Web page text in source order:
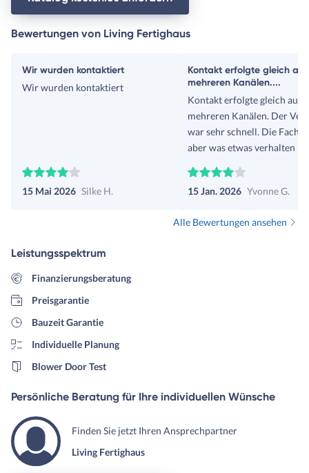
Bewertungen von Living Fertighaus
Wir wurden kontaktiert
Wir wurden kontaktiert
15 Mai 2026 Silke H.
Kontakt erfolgte gleich auf
mehreren Kanälen....
Kontakt erfolgte gleich auf
mehreren Kanälen. Der
war sehr schnell. Die
aber was etwas verhalten
voraussichtlich keinen
machen - zu viel Auswahl
15 Jan. 2026 Yvonne G.
Alle Bewertungen ansehen
Leistungsspektrum
Finanzierungsberatung
Preisgarantie
Bauzeit Garantie
Individuelle Planung
Blower Door Test
Persönliche Beratung für Ihre individuellen Wünsche
Finden Sie jetzt Ihren Ansprechpartner
Living Fertighaus